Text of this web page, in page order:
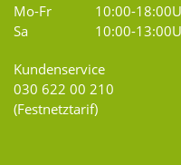
Mo-Fr
10:00-
Sa
10:00-
Kundenservice
030 622 00 210
(Festnetztarif)